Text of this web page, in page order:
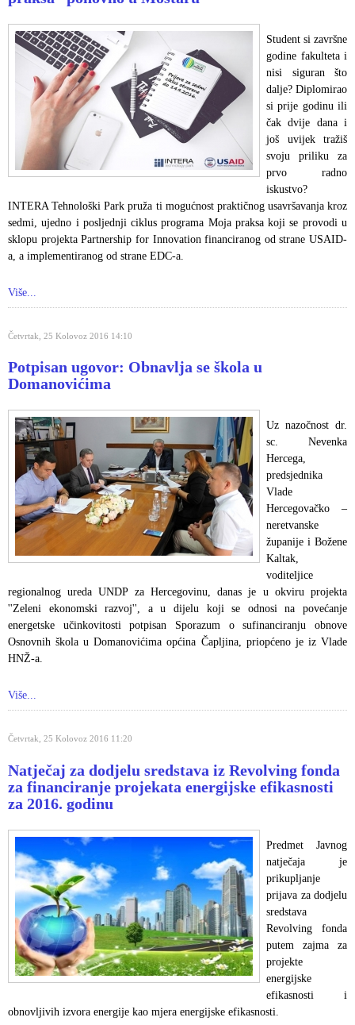
Student si završne
godine fakulteta i
nisi siguran što
dalje? Diplomirao
si prije godinu ili
čak dvije dana i
još uvijek tražiš
svoju priliku za
prvo radno
iskustvo?
INTERA Tehnološki Park pruža ti mogućnost praktičnog usavršavanja kroz
sedmi, ujedno i posljednji ciklus programa Moja praksa koji se provodi u
sklopu projekta Partnership for Innovation financiranog od strane USAID-
a, a implementiranog od strane EDC-a.
Više...
Četvrtak, 25 Kolovoz 2016 14:10
Potpisan ugovor: Obnavlja se škola u
Domanovićima
Uz nazočnost dr.
sc. Nevenka
Hercega,
predsjednika
Vlade
Hercegovačko –
neretvanske
županije i Božene
Kaltak,
voditeljice
regionalnog ureda UNDP za Hercegovinu, danas je u okviru projekta
''Zeleni ekonomski razvoj'', a u dijelu koji se odnosi na povećanje
energetske učinkovitosti potpisan Sporazum o sufinanciranju obnove
Osnovnih škola u Domanovićima općina Čapljina, priopćeno je iz Vlade
HNŽ-a.
Više...
Četvrtak, 25 Kolovoz 2016 11:20
Natječaj za dodjelu sredstava iz Revolving fonda
za financiranje projekata energijske efikasnosti
za 2016. godinu
Predmet Javnog
natječaja je
prikupljanje
prijava za dodjelu
sredstava
Revolving fonda
putem zajma za
projekte
energijske
efikasnosti i
obnovljivih izvora energije kao mjera energijske efikasnosti.